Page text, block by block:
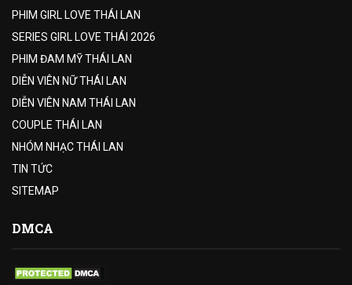
PHIM GIRL LOVE THÁI LAN
SERIES GIRL LOVE THÁI 2026
PHIM ĐAM MỸ THÁI LAN
DIỄN VIÊN NỮ THÁI LAN
DIỄN VIÊN NAM THÁI LAN
COUPLE THÁI LAN
NHÓM NHẠC THÁI LAN
TIN TỨC
SITEMAP
DMCA